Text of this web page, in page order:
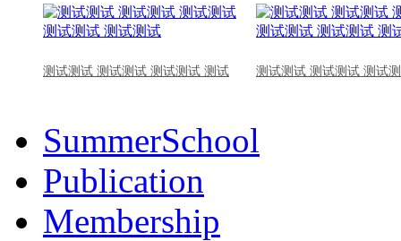
测试测试 测试测试 测试测试 测试 测试测试 测试测试 测试
SummerSchool
Publication
Membership